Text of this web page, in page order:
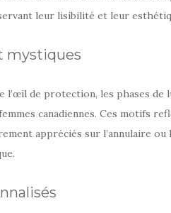
leur lisibilité et leur
mystiques
l’œil de protection, les phases de
canadiennes. Ces motifs
appréciés sur l’annulaire ou